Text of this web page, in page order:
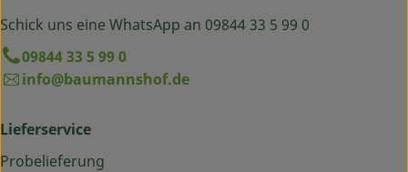
Schick uns eine WhatsApp an 09844 33 5 99 0
09844 33 5 99 0
info@baumannshof.de
Lieferservice
Probelieferung